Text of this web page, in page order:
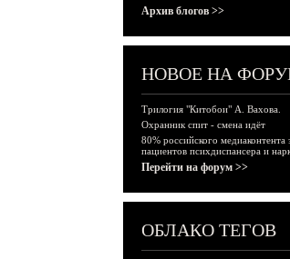
Архив блогов >>
НОВОЕ НА
Трилогия "Китобои" А. Вахова.
Охранник спит - смена идёт
80% российского медиаконтента
пациентов психдиспансера и
Перейти на форум >>
ОБЛАКО ТЕГОВ